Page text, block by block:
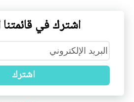
اشترك في قائمتنا
اشترك